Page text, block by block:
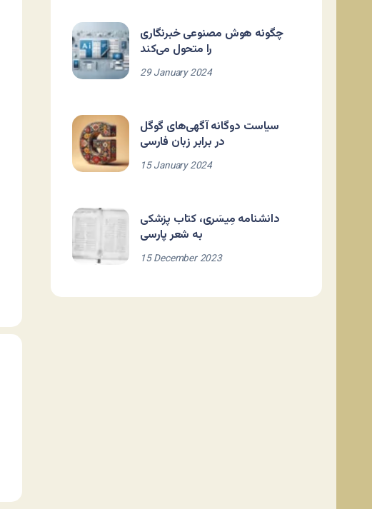
چگونه هوش مصنوعی خبرنگاری
را متحول می‌کند
29 January 2024
سیاست دوگانه آگهی‌های گوگل
در برابر زبان فارسی
15 January 2024
دانشنامه مِیسَری، کتاب پزشکی
به شعر پارسی
15 December 2023